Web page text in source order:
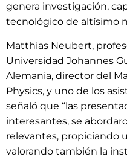
genera investigación,
tecnológico de altísimo
Matthias Neubert,
Universidad Johannes
Alemania, director del
Physics, y uno de los
señaló que “las
interesantes, se
relevantes, propiciando
valorando también la